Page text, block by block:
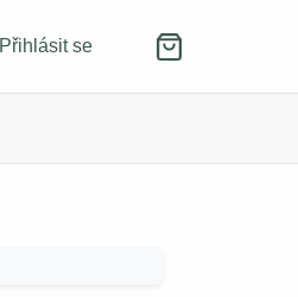
Přihlásit se